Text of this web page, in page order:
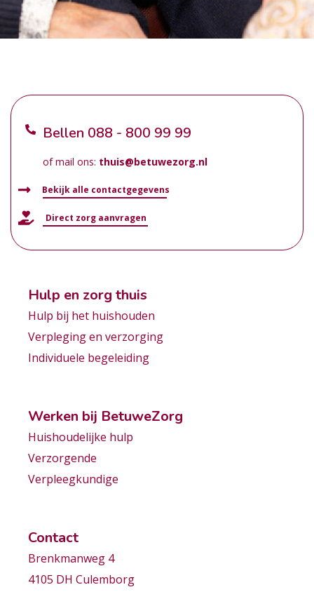
Bellen 088 - 800 99 99
of mail ons: thuis@betuwezorg.nl
Bekijk alle contactgegevens
Direct zorg aanvragen
Hulp en zorg thuis
Hulp bij het huishouden
Verpleging en verzorging
Individuele begeleiding
Werken bij BetuweZorg
Huishoudelijke hulp
Verzorgende
Verpleegkundige
Contact
Brenkmanweg 4
4105 DH Culemborg